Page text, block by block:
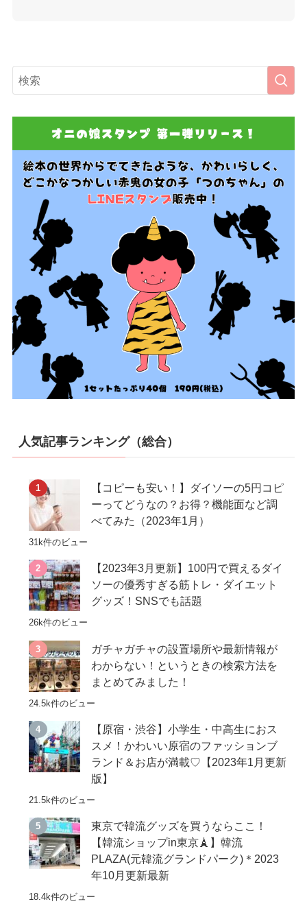
人気記事ランキング（総合）
【コピーも安い！】ダイソーの5円コピ
ーってどうなの？お得？機能面など調
べてみた（2023年1月）
31k件のビュー
【2023年3月更新】100円で買えるダイ
ソーの優秀すぎる筋トレ・ダイエット
グッズ！SNSでも話題
26k件のビュー
ガチャガチャの設置場所や最新情報が
わからない！というときの検索方法を
まとめてみました！
24.5k件のビュー
【原宿・渋谷】小学生・中高生におス
スメ！かわいい原宿のファッションブ
ランド＆お店が満載♡【2023年1月更新
版】
21.5k件のビュー
東京で韓流グッズを買うならここ！
【韓流ショップin東京🗼】韓流
PLAZA(元韓流グランドパーク)＊2023
年10月更新最新
18.4k件のビュー